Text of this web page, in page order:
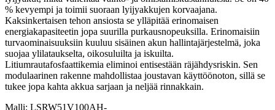
% kevyempi ja toimii suoraan lyijyakkujen korvaajana.
Kaksinkertaisen tehon ansiosta se ylläpitää erinomaisen
energiakapasiteetin jopa suurilla purkausnopeuksilla. Erinomaisiin
turvaominaisuuksiin kuuluu sisäinen akun hallintajärjestelmä, joka
suojaa ylilataukselta, oikosuluilta ja iskuilta.
Litiumrautafosfaattikemia eliminoi entisestään räjähdysriskin. Sen
modulaarinen rakenne mahdollistaa joustavan käyttöönoton, sillä se
tukee jopa kahta akkua sarjaan ja neljää rinnakkain.
Malli: LSRW51V100AH-